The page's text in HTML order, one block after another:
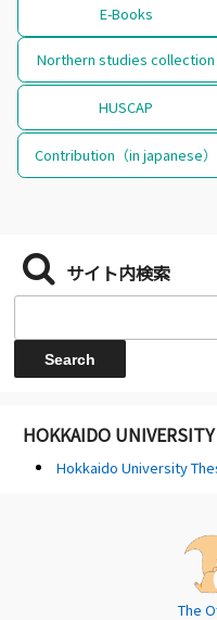
E-Books
Northern studies collection
HUSCAP
Contribution（in japanese）
サイト内検索
HOKKAIDO
Hokkaido University
The